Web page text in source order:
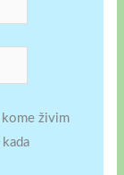
kome živim